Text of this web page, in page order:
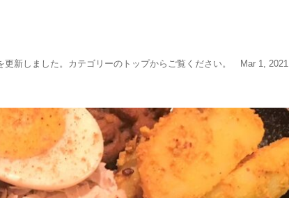
更新しました。カテゴリーのトップからご覧ください。 Mar 1, 2021